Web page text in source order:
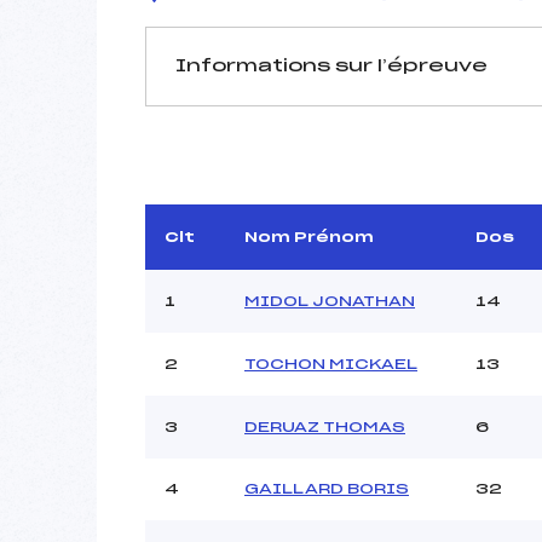
Informations sur l’épreuve
Arbitre :
Assistant :
MANCHE 1
Heure de départ :
Ouvreurs A :
BON
Clt Nom Prénom Dos
1 MIDOL JONATHAN 14
2 TOCHON MICKAEL 13
3 DERUAZ THOMAS 6
4 GAILLARD BORIS 32